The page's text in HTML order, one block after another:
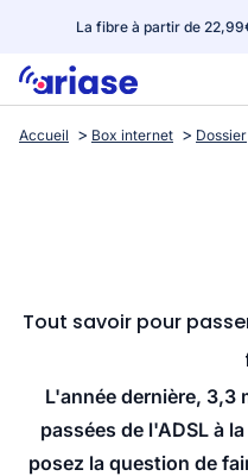
La fibre à partir de
Box internet
Streaming
Accueil Box internet Dossier
Tout savoir pour
L'année dernière, 3,3
passées de l'ADSL à
posez la question de